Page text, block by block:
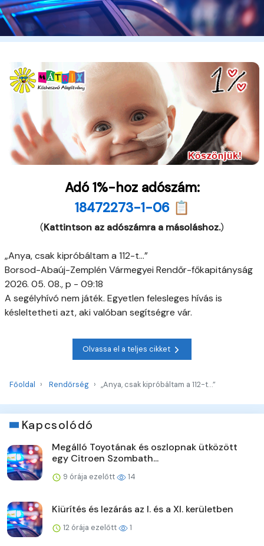
Adó 1%-hoz adószám:
18472273-1-06 📋
(Kattintson az adószámra a másoláshoz.)
„Anya, csak kipróbáltam a 112-t…”
Borsod-Abaúj-Zemplén Vármegyei Rendőr-főkapitányság
2026. 05. 08., p - 09:18
A segélyhívó nem játék. Egyetlen felesleges hívás is
késleltetheti azt, aki valóban segítségre vár.
Olvassa el a teljes cikket
Főoldal Rendőrség „Anya, csak kipróbáltam a 112-t…”
Kapcsolódó
Megálló Toyotának és oszlopnak ütközött
egy Citroen Szombath...
9 órája ezelőtt 14
Kiürítés és lezárás az I. és a XI. kerületben
12 órája ezelőtt 1